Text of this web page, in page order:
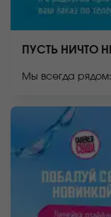
ПУСТЬ НИЧТО
Мы всегда